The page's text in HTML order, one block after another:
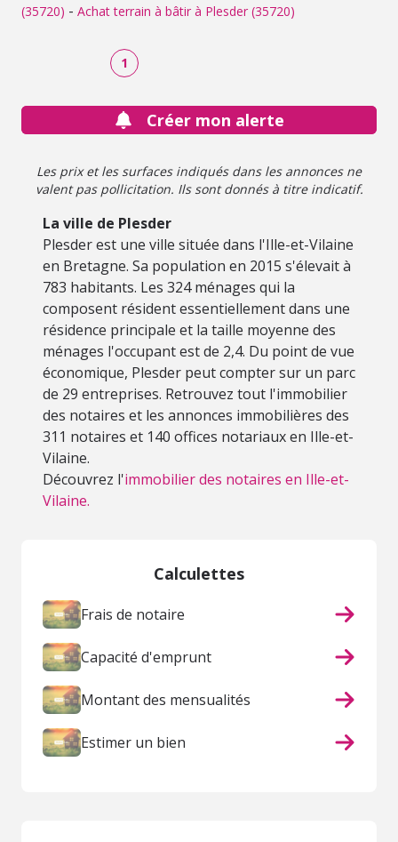
(35720) - Achat terrain à bâtir à Plesder (35720)
1
Créer mon alerte
Les prix et les surfaces indiqués dans les annonces ne
valent pas pollicitation. Ils sont donnés à titre indicatif.
La ville de Plesder
Plesder est une ville située dans l'Ille-et-Vilaine
en Bretagne. Sa population en 2015 s'élevait à
783 habitants. Les 324 ménages qui la
composent résident essentiellement dans une
résidence principale et la taille moyenne des
ménages l'occupant est de 2,4. Du point de vue
économique, Plesder peut compter sur un parc
de 29 entreprises. Retrouvez tout l'immobilier
des notaires et les annonces immobilières des
311 notaires et 140 offices notariaux en Ille-et-
Vilaine.
Découvrez l'immobilier des notaires en Ille-et-
Vilaine.
Calculettes
Frais de notaire
Capacité d'emprunt
Montant des mensualités
Estimer un bien